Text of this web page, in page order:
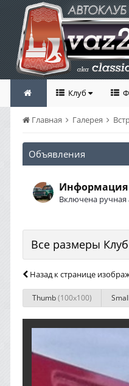
Клуб
Главная Галерея
Объявления
Информация
Включена ручная
Все размеры Клуб
Назад к странице
Thumb(100x100) Small